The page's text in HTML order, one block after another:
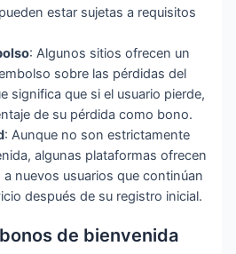
estar sujetas a requisitos
: Algunos sitios ofrecen un
sobre las pérdidas del
significa que si el usuario pierde,
de su pérdida como bono.
: Aunque no son estrictamente
algunas plataformas ofrecen
nuevos usuarios que continúan
después de su registro inicial.
de bienvenida